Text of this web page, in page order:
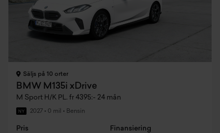
Säljs på 10 orter
BMW M135i xDrive
M Sport H/K PL. fr 4395:- 24 mån
NY 2027 • 0 mil • Bensin
Pris Finansiering